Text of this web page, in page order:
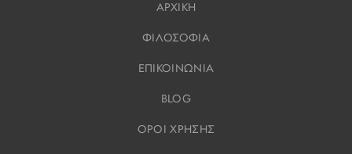
ΑΡΧΙΚΗ
ΦΙΛΟΣΟΦΙΑ
ΕΠΙΚΟΙΝΩΝΙΑ
BLOG
ΟΡΟΙ ΧΡΗΣΗΣ